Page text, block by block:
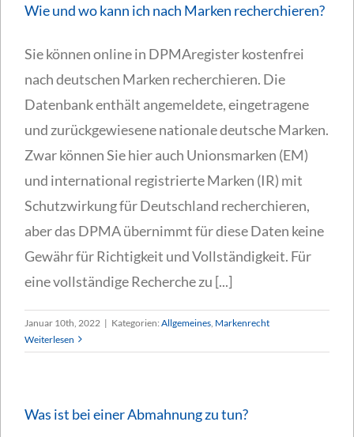
Wie und wo kann ich nach Marken recherchieren?
Sie können online in DPMAregister kostenfrei
nach deutschen Marken recherchieren. Die
Datenbank enthält angemeldete, eingetragene
und zurückgewiesene nationale deutsche Marken.
Zwar können Sie hier auch Unionsmarken (EM)
und international registrierte Marken (IR) mit
Schutzwirkung für Deutschland recherchieren,
aber das DPMA übernimmt für diese Daten keine
Gewähr für Richtigkeit und Vollständigkeit. Für
eine vollständige Recherche zu [...]
Januar 10th, 2022 | Kategorien: Allgemeines Markenrecht
Weiterlesen
Was ist bei einer Abmahnung zu tun?